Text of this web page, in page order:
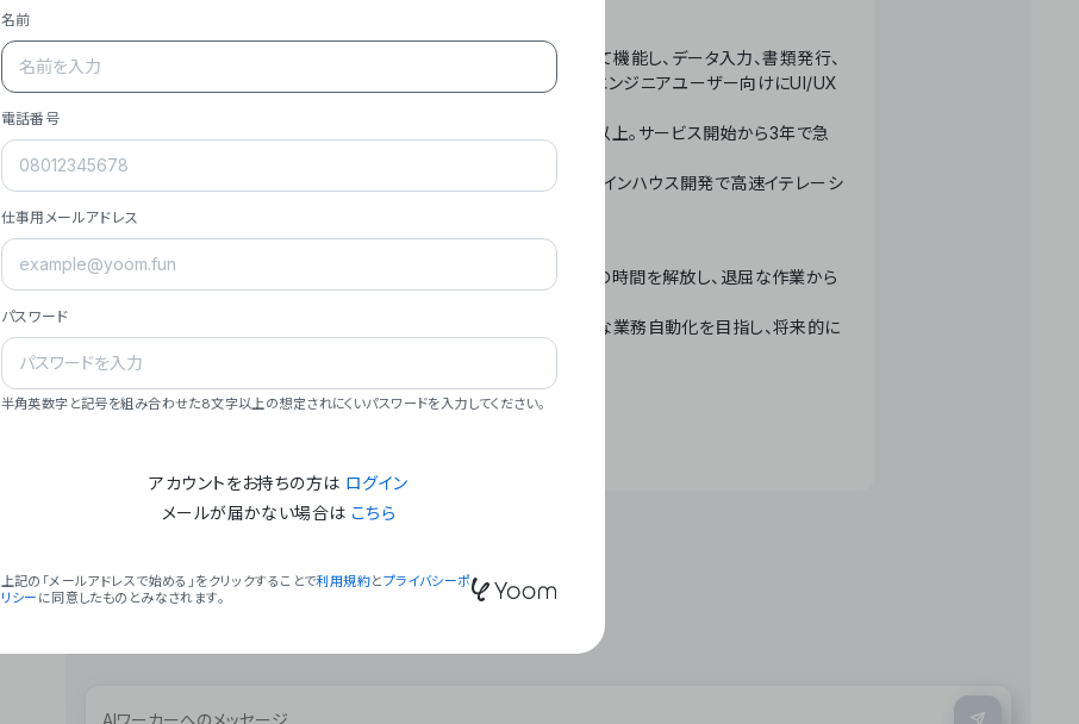
- **主力プロダクト「Yoom」**: SaaS連携データベースとして機能し、データ入力、書類発行、
メール対応、請求書処理、日報作成などの業務を自動化。非エンジニアユーザー向けにUI/UX
- **実績**: 国内利用社数20,000社超、直近成長率300%以上。サービス開始から3年で急
- **強み**: すべての自動化技術を1プラットフォームで完結。インハウス開発で高速イテレーシ
- **ミッション**: 「We Make Time」 – テクノロジーで人々の時間を解放し、退屈な作業から
- **ビジョン**: 「Global Business Automation」 – 世界的な業務自動化を目指し、将来的に
### 会社概要
名前
電話番号
仕事用メールアドレス
パスワード
半角英数字と記号を組み合わせた8文字以上の想定されにくいパスワードを入力してください。
アカウントをお持ちの方は ログイン
メールが届かない場合は こちら
上記の「メールアドレスで始める」をクリックすることで利用規約とプライバシーポ
リシー に同意したものとみなされます。